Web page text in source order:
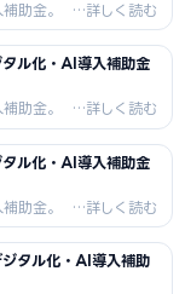
助金。
・採択事
版。
ル化・AI導入補助金
助金。
・採択事
版。
ル化・AI導入補助金
助金。
・採択事
版。
タル化・AI導入補助